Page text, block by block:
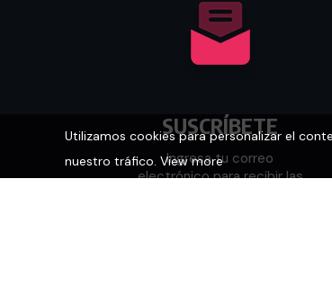
SUSCRÍBETE
Ingresa tu correo
electrónico para recibir las
Utilizamos cookies para personalizar el
nuestro tráfico. View more